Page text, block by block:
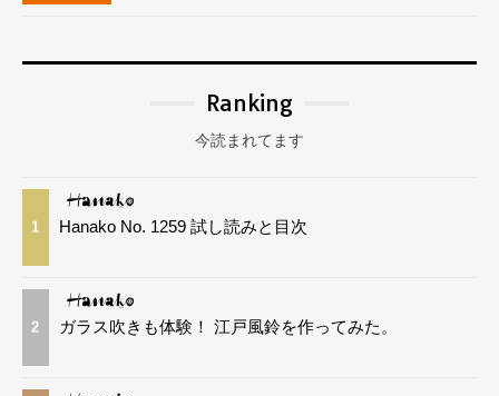
Ranking
今読まれてます
1 Hanako No. 1259 試し読みと目次
2 ガラス吹きも体験！ 江戸風鈴を作ってみた。